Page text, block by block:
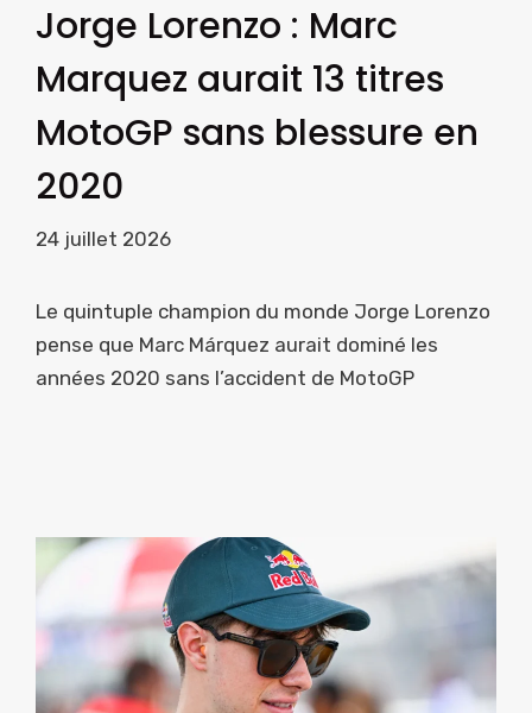
Jorge Lorenzo : Marc
Marquez aurait 13 titres
MotoGP sans blessure en
2020
24 juillet 2026
Le quintuple champion du monde Jorge Lorenzo
pense que Marc Márquez aurait dominé les
années 2020 sans l’accident de MotoGP